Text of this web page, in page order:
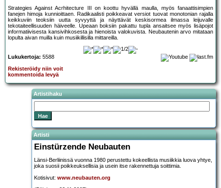
Strategies Against Acrhitecture III on koottu hyvällä maulla, myös fanaattisimpien
fanejen himoja kunnioittaen. Radikaalisti poikkeavat versiot tuovat monotonian rajalla
keikkuviin teoksiin uutta syvyyttä ja näyttävät keskisormea ilmassa leijuvalle
tekotaiteellisuuden häiveelle. Upeaan boksiin pakattu tupla ansaitsee myös lisäpojot
informatiivisesta kansivihkosesta ja hienoista valokuvista. Neubautenin arvo mitataan
lopulta aivan muilla kuin musiikillisilla mittareilla.
Lukukertoja: 5588
Rekisteröidy niin voit
kommentoida levyä
Artistihaku
Artisti
Einstürzende Neubauten
Länsi-Berliinissä vuonna 1980 perustettu kokeellista musiikkia luova yhtye,
joka suosii poikkeuksellisia ja usein itse rakennettuja soittimia.
Kotisivut: www.neubauten.org